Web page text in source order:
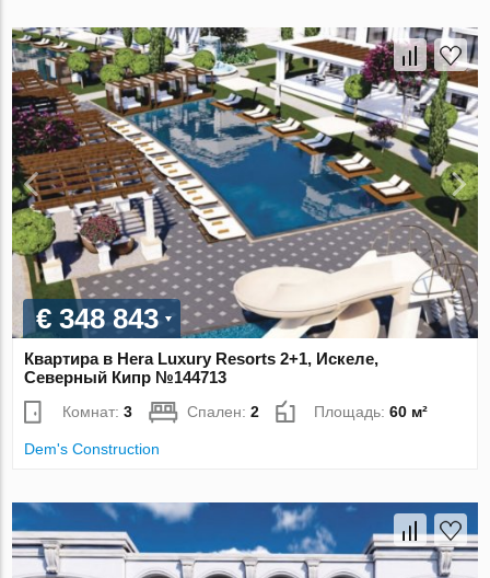
€ 348 843
Квартира в Hera Luxury Resorts 2+1, Искеле,
Северный Кипр №144713
Комнат:3 Спален:2 Площадь:60 м²
Dem's Construction